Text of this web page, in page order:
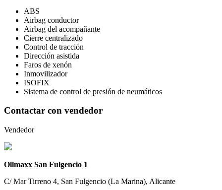
ABS
Airbag conductor
Airbag del acompañante
Cierre centralizado
Control de tracción
Dirección asistida
Faros de xenón
Inmovilizador
ISOFIX
Sistema de control de presión de neumáticos
Contactar con vendedor
Vendedor
Ollmaxx San Fulgencio 1
C/ Mar Tirreno 4, San Fulgencio (La Marina), Alicante